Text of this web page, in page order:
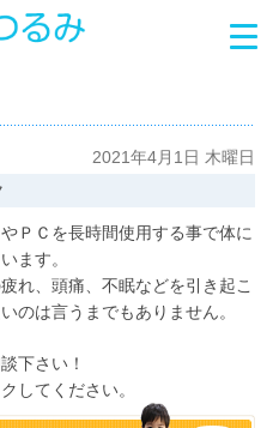
2021年4月1日 木曜日
ＰＣを長時間使用する事で体に
ます。
れ、頭痛、不眠などを引き起こ
のは言うまでもありません。
下さい！
してください。